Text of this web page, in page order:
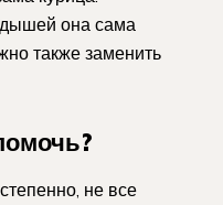
она сама
также заменить
не все